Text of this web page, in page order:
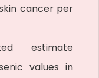
cancer per
estimate
values in